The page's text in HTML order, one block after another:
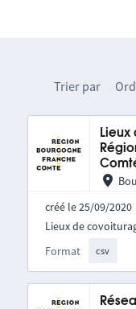
Trier par
Lieux
créé le 25/09/2020
Format csv
Lieux de